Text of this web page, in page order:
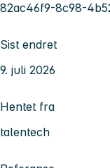
82ac46f9-8c98-
Sist endret
9. juli 2026
Hentet fra
talentech